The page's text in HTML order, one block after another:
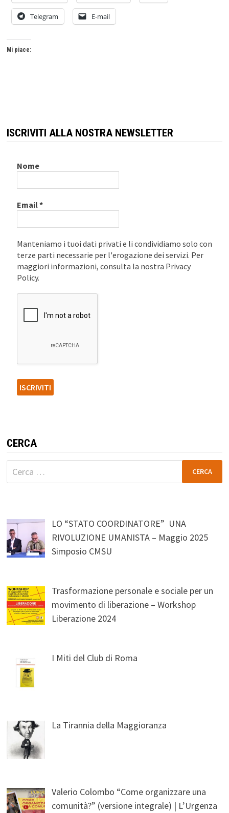
Telegram E-mail
Mi piace:
ISCRIVITI ALLA NOSTRA NEWSLETTER
Nome
Email*
Manteniamo i tuoi dati privati e li condividiamo solo con
terze parti necessarie per l'erogazione dei servizi. Per
maggiori informazioni, consulta la nostra Privacy
Policy.
CERCA
Ricerca
per:
LO “STATO COORDINATORE” UNA
RIVOLUZIONE UMANISTA – Maggio 2025
Simposio CMSU
Trasformazione personale e sociale per un
movimento di liberazione – Workshop
Liberazione 2024
I Miti del Club di Roma
La Tirannia della Maggioranza
Valerio Colombo “Come organizzare una
comunità?” (versione integrale) | L’Urgenza